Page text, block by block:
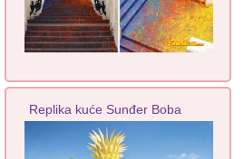
Replika kuće Sunđer Boba